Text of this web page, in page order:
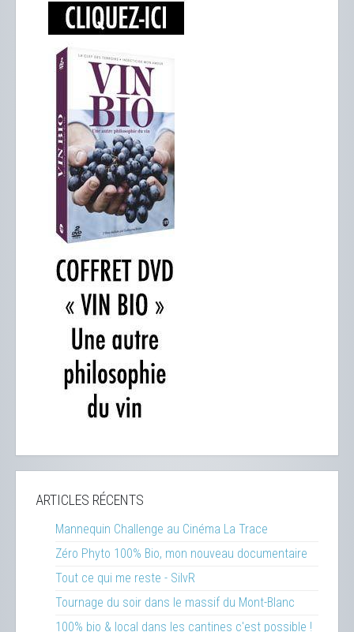
ARTICLES RÉCENTS
Mannequin Challenge au Cinéma La Trace
Zéro Phyto 100% Bio, mon nouveau documentaire
Tout ce qui me reste - SilvR
Tournage du soir dans le massif du Mont-Blanc
100% bio & local dans les cantines c'est possible !